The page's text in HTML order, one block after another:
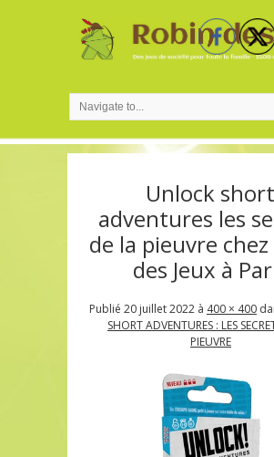
Unlock short
adventures les
de la pieuvre
des Jeux à
Publié 20 juillet 2022à 400 × 400
SHORT ADVENTURES : LES
PIEUVRE